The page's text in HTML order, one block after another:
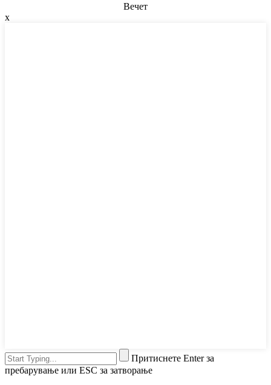
Вечет
x
Притиснете Enter за
пребарување или ESC за затворање